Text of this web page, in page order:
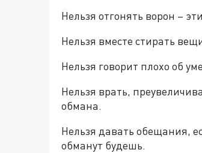
Нельзя отгонять ворон –
Нельзя вместе стирать
Нельзя говорит плохо об
Нельзя врать,
обмана.
Нельзя давать обещания,
обманут будешь.